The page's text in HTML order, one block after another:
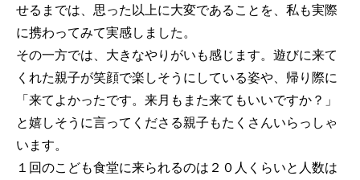
せるまでは、思った以上に大変であることを、私も実際
に携わってみて実感しました。
その一方では、大きなやりがいも感じます。遊びに来て
くれた親子が笑顔で楽しそうにしている姿や、帰り際に
「来てよかったです。来月もまた来てもいいですか？」
と嬉しそうに言ってくださる親子もたくさんいらっしゃ
います。
１回のこども食堂に来られるのは２０人くらいと人数は